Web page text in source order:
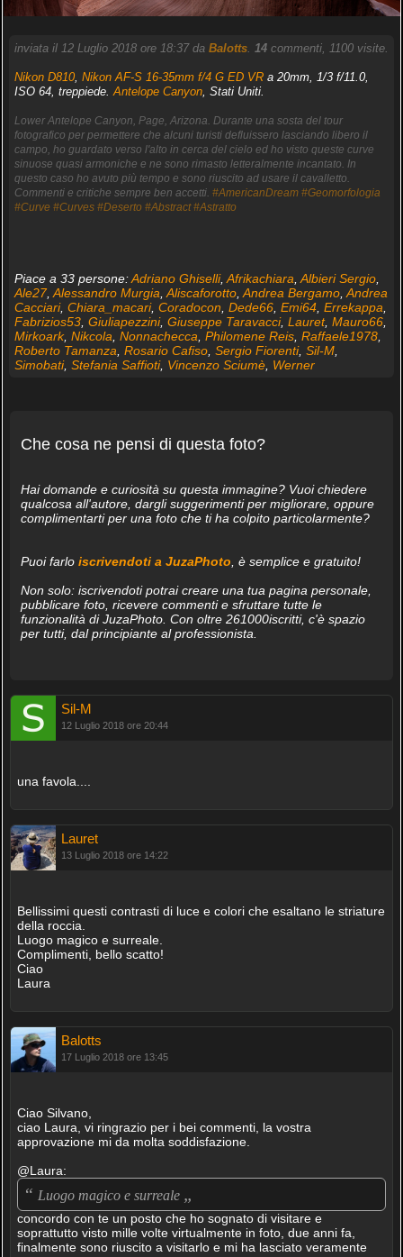
inviata il 12 Luglio 2018 ore 18:37 da Balotts. 14commenti, 1100 visite.
Nikon D810, Nikon AF-S 16-35mm f/4 G ED VRa 20mm, 1/3 f/11.0,
ISO 64, treppiede.Antelope Canyon, Stati Uniti.
Lower Antelope Canyon, Page, Arizona. Durante una sosta del tour
fotografico per permettere che alcuni turisti defluissero lasciando libero il
campo, ho guardato verso l'alto in cerca del cielo ed ho visto queste curve
sinuose quasi armoniche e ne sono rimasto letteralmente incantato. In
questo caso ho avuto più tempo e sono riuscito ad usare il cavalletto.
Commenti e critiche sempre ben accetti. #AmericanDream #Geomorfologia
#Curve #Curves #Deserto #Abstract #Astratto
Piace a 33 persone:Adriano Ghiselli, Afrikachiara Albieri Sergio,
Ale27, Alessandro Murgia Aliscaforotto, Andrea Bergamo, Andrea
Cacciari, Chiara_macari, Coradocon Dede66, Emi64, Errekappa
Fabrizios53, Giuliapezzini, Giuseppe Taravacci, Lauret, Mauro66,
Mirkoark, Nikcola Nonnachecca Philomene Reis, Raffaele1978,
Roberto Tamanza Rosario Cafiso, Sergio Fiorenti, Sil-M,
Simobati, Stefania Saffioti, Vincenzo Sciumè, Werner
Che cosa ne pensi di questa foto?
Hai domande e curiosità su questa immagine? Vuoi chiedere
qualcosa all'autore, dargli suggerimenti per migliorare, oppure
complimentarti per una foto che ti ha colpito particolarmente?
Puoi farlo iscrivendoti a JuzaPhoto , è semplice e gratuito!
Non solo: iscrivendoti potrai creare una tua pagina personale,
pubblicare foto, ricevere commenti e sfruttare tutte le
funzionalità di JuzaPhoto. Con oltre 261000iscritti, c'è spazio
per tutti, dal principiante al professionista.
Sil-M
12 Luglio 2018 ore 20:44
una favola....
Lauret
13 Luglio 2018 ore 14:22
Bellissimi questi contrasti di luce e colori che esaltano le striature
della roccia.
Luogo magico e surreale.
Complimenti, bello scatto!
Ciao
Laura
Balotts
17 Luglio 2018 ore 13:45
Ciao Silvano,
ciao Laura, vi ringrazio per i bei commenti, la vostra
approvazione mi da molta soddisfazione.
@Laura:
“ Luogo magico e surreale „
concordo con te un posto che ho sognato di visitare e
soprattutto visto mille volte virtualmente in foto, due anni fa,
finalmente sono riuscito a visitarlo e mi ha lasciato veramente